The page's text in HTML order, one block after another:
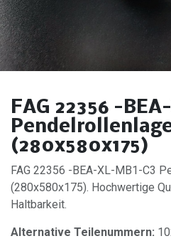
FAG 22356 -
(280x580x175)
FAG 22356 -BEA-XL-MB1-C3
(280x580x175). Hochwertige
Haltbarkeit.
Alternative Teilenummern: